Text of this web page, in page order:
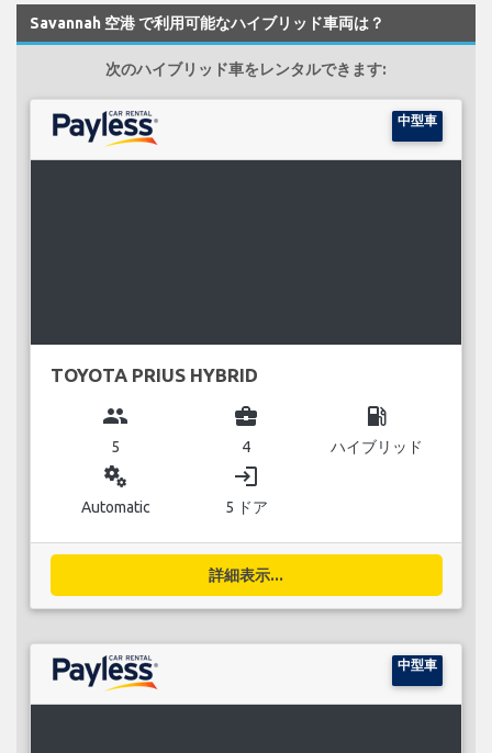
Savannah 空港 で利用可能なハイブリッド車両は？
次のハイブリッド車をレンタルできます:
中型車
TOYOTA PRIUS HYBRID
group
5
business_center
4
local_gas_station
ハイブリッド
miscellaneous_services
Automatic
login
5 ドア
詳細表示...
中型車